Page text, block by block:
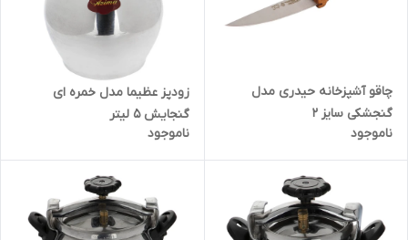
چاقو آشپزخانه حیدری مدل
گنجشکی سایز 2
ناموجود
زودپز عظیما مدل خمره ای
گنجایش 5 لیتر
ناموجود